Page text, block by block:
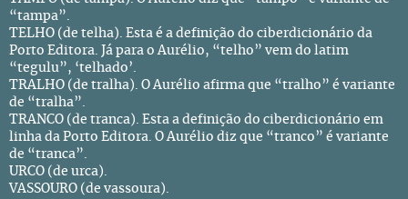
“tampa”.
TELHO (de telha). Esta é a definição do ciberdicionário da
Porto Editora. Já para o Aurélio, “telho” vem do latim
“tegulu”, ‘telhado’.
TRALHO (de tralha). O Aurélio afirma que “tralho” é variante
de “tralha”.
TRANCO (de tranca). Esta a definição do ciberdicionário em
linha da Porto Editora. O Aurélio diz que “tranco” é variante
de “tranca”.
URCO (de urca).
VASSOURO (de vassoura).